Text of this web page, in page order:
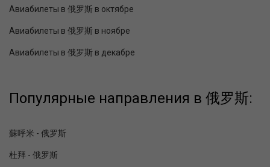
Авиабилеты в 俄罗斯 в октябре
Авиабилеты в 俄罗斯 в ноябре
Авиабилеты в 俄罗斯 в декабре
Популярные направления в 俄罗斯:
蘇呼米 - 俄罗斯
杜拜 - 俄罗斯